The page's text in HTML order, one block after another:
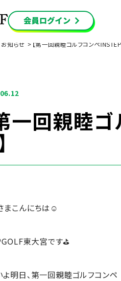
お知らせ 【第一回親睦ゴルフコンペ
一回親睦
まこんにちは☺
東大宮です⛳
よ明日、第一回親睦ゴルフコ